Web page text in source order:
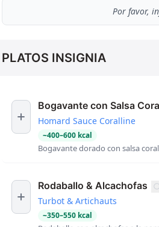
Por favor,
PLATOS INSIGNIA
Bogavante con Salsa
Homard Sauce Coralline
~400–600 kcal
Bogavante dorado con salsa
Rodaballo & Alcachofas
Turbot & Artichauts
~350–550 kcal